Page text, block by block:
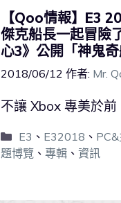
【Qoo情報】E3
傑克船長一起冒險
心3》公開「神鬼
2018/06/12 作者: Mr.
不讓 Xbox 專美於前
E3 、 E32018 、
題博覽、 專輯、 資訊